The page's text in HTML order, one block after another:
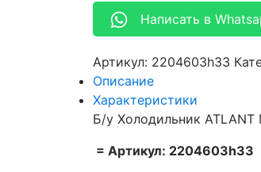
Написать в
Артикул: 2204603h33
Описание
Характеристики
Б/у Холодильник ATLANT
= Артикул: 2204603h33